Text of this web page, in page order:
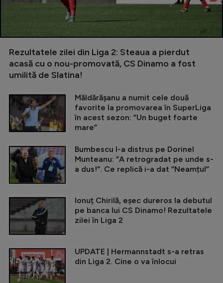
Rezultatele zilei din Liga 2: Steaua a pierdut
acasă cu o nou-promovată, CS Dinamo a fost
umilită de Slatina!
Măldărășanu a numit cele două
favorite la promovarea în SuperLiga
în acest sezon: ”Un buget foarte
mare”
Bumbescu l-a distrus pe Dorinel
Munteanu: ”A retrogradat pe unde s-
a dus!”. Ce replică i-a dat ”Neamțul”
Ionuț Chirilă, eșec dureros la debutul
pe banca lui CS Dinamo! Rezultatele
zilei în Liga 2
UPDATE | Hermannstadt s-a retras
din Liga 2. Cine o va înlocui